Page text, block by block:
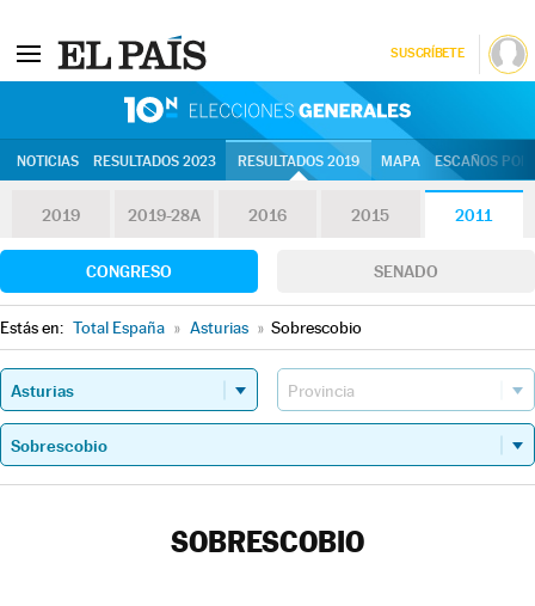
SUSCRÍBETE
NOTICIAS RESULTADOS 2023 RESULTADOS 2019 MAPA ESCAÑOS
2019 2019-28A 2016 2015 2011
CONGRESO SENADO
Estás en: Total España » Asturias » Sobrescobio
SOBRESCOBIO